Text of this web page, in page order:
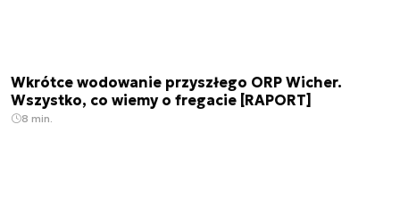
Wkrótce wodowanie przyszłego ORP Wicher.
Wszystko, co wiemy o fregacie [RAPORT]
8 min.